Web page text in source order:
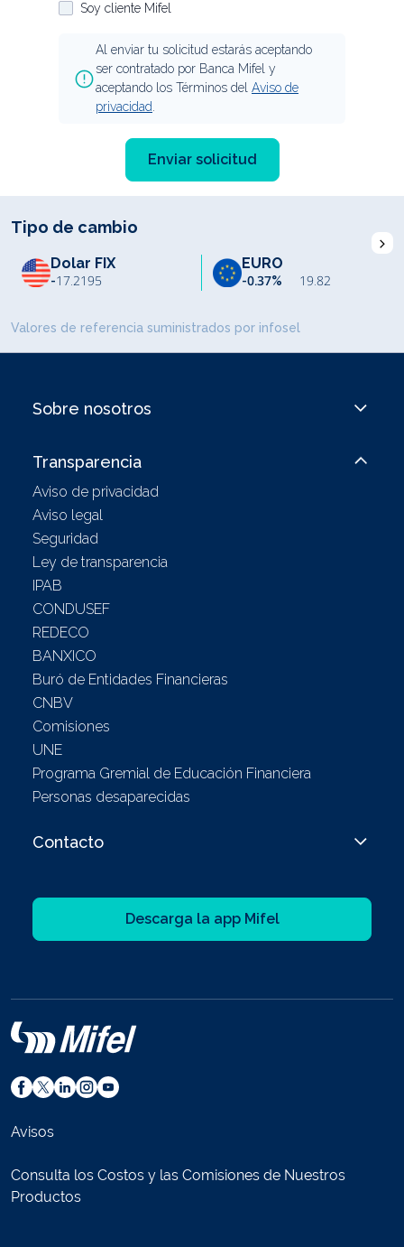
Soy cliente Mifel
Al enviar tu solicitud estarás aceptando
ser contratado por Banca Mifel y
aceptando los Términos del Aviso de
privacidad.
Enviar solicitud
Tipo de cambio
Dolar FIX
-17.2195
EURO
-0.37% 19.82
Valores de referencia suministrados por infosel
Sobre nosotros
Transparencia
Aviso de privacidad
Aviso legal
Seguridad
Ley de transparencia
IPAB
CONDUSEF
REDECO
BANXICO
Buró de Entidades Financieras
CNBV
Comisiones
UNE
Programa Gremial de Educación Financiera
Personas desaparecidas
Contacto
Descarga la app Mifel
Avisos
Consulta los Costos y las Comisiones de Nuestros
Productos